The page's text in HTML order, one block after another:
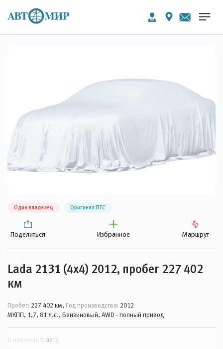
Один владелец Оригинал ПТС
Поделиться Избранное Маршрут
Lada 2131 (4x4) 2012, пробег 227 402
км
Пробег: 227 402 км, Год производства: 2012
МКПП, 1,7, 81 л.с., Бензиновый, AWD - полный привод
В наличии: 1 авто